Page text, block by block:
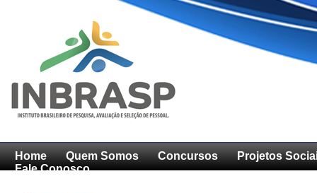
Home Quem Somos Concursos
Projetos
Fale Conosco